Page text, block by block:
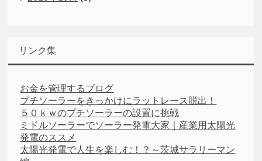
リンク集
お金を管理するブログ
プチソーラーをきっかけにラットレース脱出！
５０ｋｗのプチソーラーの設置に挑戦
ミドルソーラーでソーラー発電大家｜産業用太陽光
発電のススメ
太陽光発電で人生を楽しむ！？～茨城サラリーマン